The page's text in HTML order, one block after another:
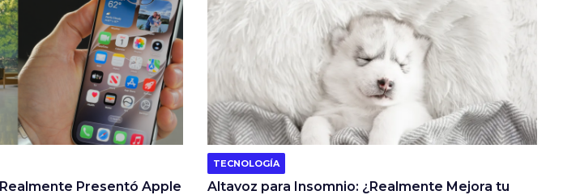
Presentó Apple
TECNOLOGÍA
Altavoz para Insomnio: ¿Realmente Mejora tu